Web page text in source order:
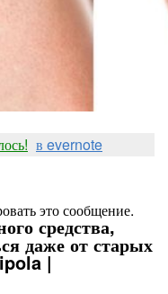
в evernote
это сообщение.
средства,
даже от старых
|